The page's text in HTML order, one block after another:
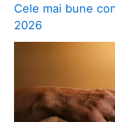
Cele mai bune
2026